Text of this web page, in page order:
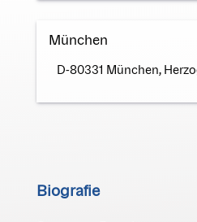
München
D-80331 München,
Biografie